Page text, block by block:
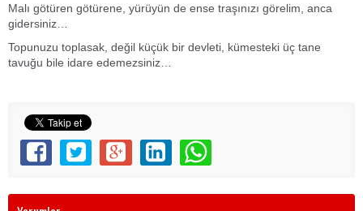
Malı götüren götürene, yürüyün de ense traşınızı görelim, anca
gidersiniz…
Topunuzu toplasak, değil küçük bir devleti, kümesteki üç tane
tavuğu bile idare edemezsiniz…